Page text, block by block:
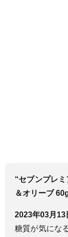
“セブンプレ
＆オリーブ
2023年03月13
糖質が気にな